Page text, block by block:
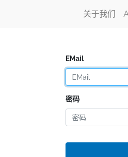
关于我们
EMail
密码